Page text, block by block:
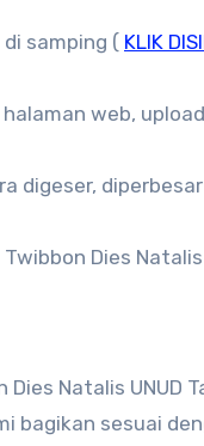
samping ( KLIK
halaman web,
digeser,
Dies Natalis
Dies Natalis UNUD
bagikan sesuai